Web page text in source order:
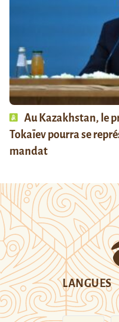
Au Kazakhstan, le
Tokaïev pourra se
mandat
LANGUES